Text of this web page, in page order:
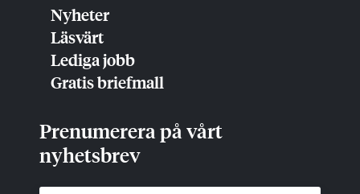
Nyheter
Läsvärt
Lediga jobb
Gratis briefmall
Prenumerera på vårt
nyhetsbrev